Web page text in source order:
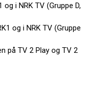
og i NRK TV (Gruppe D,
og i NRK TV (Gruppe
på TV 2 Play og TV 2